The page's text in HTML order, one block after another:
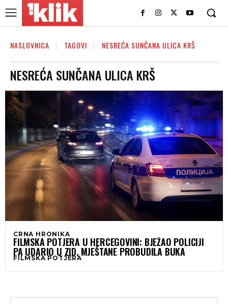
NASLOVNICA TAGOVI NESREĆA SUNČANA ULICA KRŠ
NESREĆA SUNČANA ULICA KRŠ
CRNA HRONIKA
FILMSKA POTJERA U HERCEGOVINI: BJEŽAO POLICIJI
PA UDARIO U ZID, MJEŠTANE PROBUDILA BUKA
FILMSKA POTJERA